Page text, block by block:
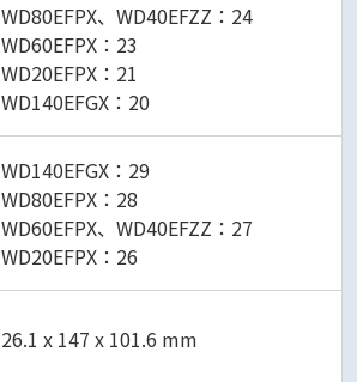
WD80EFPX、WD40EFZZ：24
WD60EFPX：23
WD20EFPX：21
WD140EFGX：20
WD140EFGX：29
WD80EFPX：28
WD60EFPX、WD40EFZZ：27
WD20EFPX：26
26.1 x 147 x 101.6 mm